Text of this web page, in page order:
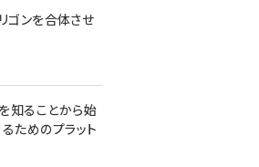
ゴンを合体させ
知ることから始
ためのプラット